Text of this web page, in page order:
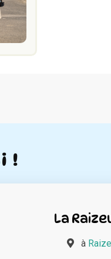
!
La
à